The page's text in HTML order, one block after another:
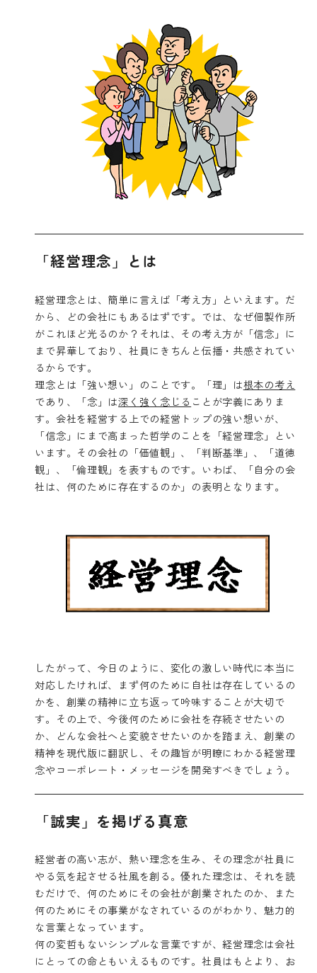
「経営理念」とは
経営理念とは、簡単に言えば「考え方」といえます。だ
から、どの会社にもあるはずです。では、なぜ佃製作所
がこれほど光るのか？それは、その考え方が「信念」に
まで昇華しており、社員にきちんと伝播・共感されてい
るからです。
理念とは「強い想い」のことです。「理」は根本の考え
であり、「念」は深く強く念じる ことが字義にありま
す。会社を経営する上での経営トップの強い想いが、
「信念」にまで高まった哲学のことを「経営理念」とい
います。その会社の「価値観」、「判断基準」、「道徳
観」、「倫理観」を表すものです。いわば、「自分の会
社は、何のために存在するのか」の表明となります。
したがって、今日のように、変化の激しい時代に本当に
対応したければ、まず何のために自社は存在しているの
かを、創業の精神に立ち返って吟味することが大切で
す。その上で、今後何のために会社を存続させたいの
か、どんな会社へと変貌させたいのかを踏まえ、創業の
精神を現代版に翻訳し、その趣旨が明瞭にわかる経営理
念やコーポレート・メッセージを開発すべきでしょう。
「誠実」を掲げる真意
経営者の高い志が、熱い理念を生み、その理念が社員に
やる気を起させる社風を創る。優れた理念は、それを読
むだけで、何のためにその会社が創業されたのか、また
何のためにその事業がなされているのがわかり、魅力的
な言葉となっています。
何の変哲もないシンプルな言葉ですが、経営理念は会社
にとっての命ともいえるものです。社員はもとより、お